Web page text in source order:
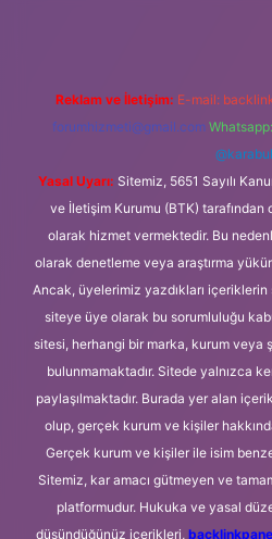
Reklam ve İletişim: E-mail:
forumhizmeti@gmail.com
@karabul
Yasal Uyarı: Sitemiz, 5651 Sayılı
ve İletişim Kurumu (BTK) tarafından
olarak hizmet vermektedir. Bu
olarak denetleme veya araştırma
Ancak, üyelerimiz yazdıkları içeriklerin
siteye üye olarak bu sorumluluğu
sitesi, herhangi bir marka, kurum veya
bulunmamaktadır. Sitede yalnızca
paylaşılmaktadır. Burada yer alan
olup, gerçek kurum ve kişiler
Gerçek kurum ve kişiler ile isim
Sitemiz, kar amacı gütmeyen ve
platformudur. Hukuka ve yasal
düşündüğünüz içerikleri,